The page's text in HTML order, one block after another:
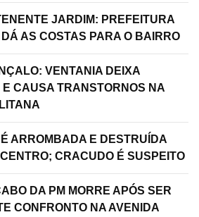
JARDIM: PREFEITURA
AS COSTAS PARA O BAIRRO
VENTANIA DEIXA
CAUSA TRANSTORNOS NA
ARROMBADA E DESTRUÍDA
CRACUDO É SUSPEITO
DA PM MORRE APÓS SER
CONFRONTO NA AVENIDA